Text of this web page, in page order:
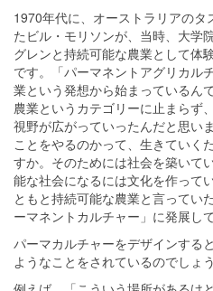
1970年代に、オーストラリアの
たビル・モリソンが、当時、大学
グレンと持続可能な農業として体
です。「パーマネントアグリカル
業という発想から始まっているん
農業というカテゴリーに止まらず
視野が広がっていったんだと思い
ことをやるのかって、生きていく
すか。そのためには社会を築いて
能な社会になるには文化を作って
ともと持続可能な農業と言ってい
ーマネントカルチャー」に発展し
パーマカルチャーをデザインする
ようなことをされているのでしょ